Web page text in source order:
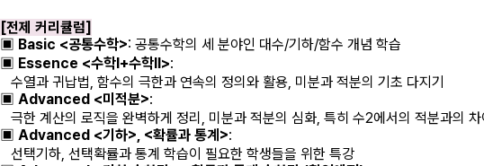
[전제 커리큘럼]
▣ Basic <공통수학>: 공통수학의 세 분야인 대수/기하/함수 개념 학습
▣ Essence <수학Ⅰ+수학Ⅱ>:
수열과 귀납법, 함수의 극한과 연속의 정의와 활용, 미분과 적분의 기초 다지기
▣ Advanced <미적분>:
극한 계산의 로직을 완벽하게 정리, 미분과 적분의 심화, 특히 수2에서의 적분과의
▣ Advanced <기하>, <확률과 통계>:
선택기하, 선택확률과 통계 학습이 필요한 학생들을 위한 특강